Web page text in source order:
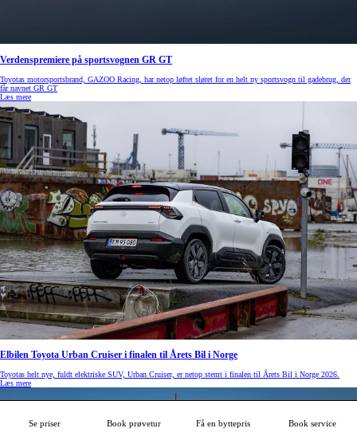
Se priser Book prøvetur Få en byttepris Book service
Verdenspremiere på sportsvognen GR GT
Toyotas motorsportsbrand, GAZOO Racing, har netop løftet sløret for en helt ny sportsvogn til gadebrug, der
får navnet GR GT
Læs mere
Elbilen Toyota Urban Cruiser i finalen til Årets Bil i Norge
Toyotas helt nye, fuldt elektriske SUV, Urban Cruiser, er netop stemt i finalen til Årets Bil i Norge 2026.
Læs mere